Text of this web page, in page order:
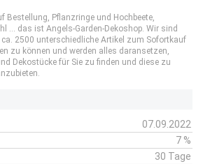
Bestellung, Pflanzringe und Hochbeete,
… das ist Angels-Garden-Dekoshop. Wir sind
2500 unterschiedliche Artikel zum Sofortkauf
zu können und werden alles daransetzen,
Dekostücke für Sie zu finden und diese zu
07.09.2022
7 %
30 Tage